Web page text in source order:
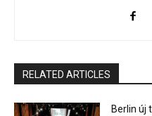
RELATED ARTICLES
Berlin új